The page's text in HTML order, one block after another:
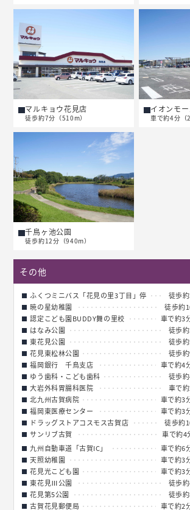
マルキョウ花見店
徒歩約7分（510m）
イオンモ
車で約4分（
千鳥ヶ池公園
徒歩約12分（940m）
その他
ふくつミニバス「花見の里3丁目」停
徒歩
暁の星幼稚園
徒歩約
認定こども園BUDDY舞の里校
車で約3
はなみ公園
徒歩
東花見公園
徒歩
花見東松林公園
徒歩
福岡銀行 千鳥支店
車で約4
ゆう歯科・こども歯科
徒歩
大岩外科胃腸科医院
車で
北九州古賀病院
車で約3
福岡東医療センター
車で約3
ドラッグストアコスモス古賀店
徒歩約
サンリブ古賀
車で約4
九州自動車道「古賀IC」
車で約6
天照幼稚園
車で約3
花見光こども園
車で約3
東花見Ⅲ公園
徒歩
花見第5公園
徒歩
古賀花見郵便局
車で約2